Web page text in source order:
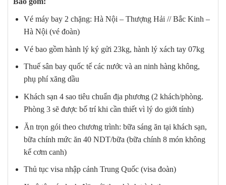
Vé máy bay 2 chặng: Hà Nội – Thượng Hải // Bắc Kinh –
Hà Nội (vé đoàn)
Vé bao gồm hành lý ký gửi 23kg, hành lý xách tay 07kg
Thuế sân bay quốc tế các nước và an ninh hàng không,
phụ phí xăng dầu
Khách sạn 4 sao tiêu chuẩn địa phương (2 khách/phòng.
Phòng 3 sẽ được bố trí khi cần thiết vì lý do giới tính)
Ăn trọn gói theo chương trình: bữa sáng ăn tại khách sạn,
bữa chính mức ăn 40 NDT/bữa (bữa chính 8 món không
kể cơm canh)
Thủ tục visa nhập cảnh Trung Quốc (visa đoàn)